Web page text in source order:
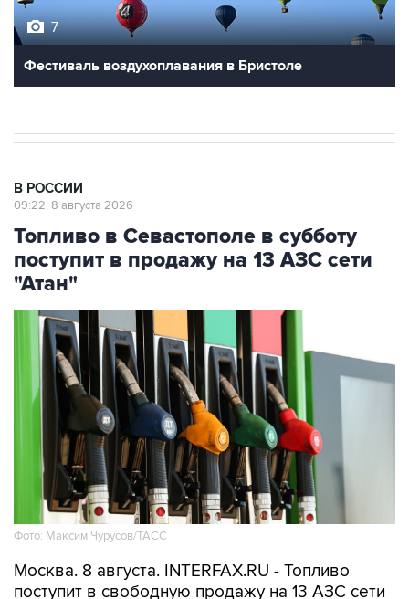
7
Фестиваль воздухоплавания в Бристоле
В РОССИИ
09:22, 8 августа 2026
Топливо в Севастополе в субботу
поступит в продажу на 13 АЗС сети
"Атан"
Фото: Максим Чурусов/ТАСС
Москва. 8 августа. INTERFAX.RU - Топливо
поступит в свободную продажу на 13 АЗС сети